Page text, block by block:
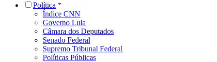
Política
Índice CNN
Governo Lula
Câmara dos Deputados
Senado Federal
Supremo Tribunal Federal
Políticas Públicas